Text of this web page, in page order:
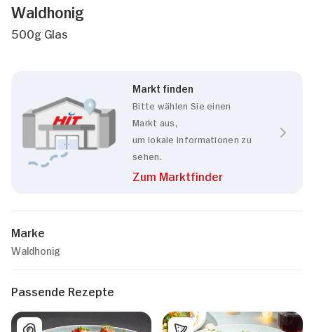
Waldhonig
500g Glas
Markt finden
Bitte wählen Sie einen
Markt aus,
um lokale Informationen zu
sehen.
Zum Marktfinder
Marke
Waldhonig
Passende Rezepte